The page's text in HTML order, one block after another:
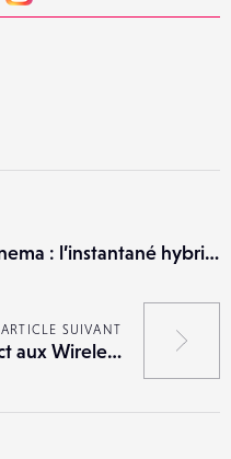
Instax mini Evo Cinema : l’instantané hybride orienté clip vidéo
ARTICLE SUIVANT
RØDE ajoute le Direct Connect aux Wireless GO (Gen 3) et Wireless PRO